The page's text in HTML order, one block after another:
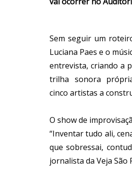
Sem seguir um
Luciana Paes e o
entrevista, criando a
trilha sonora
cinco artistas a
O show de
“Inventar tudo ali,
que sobressai,
jornalista da Veja São